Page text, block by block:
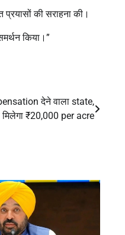
की सराहना की।
किया।”
देने वाला state,
मिलेगा ₹20,000 per acre